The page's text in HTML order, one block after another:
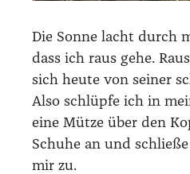
Die Sonne lacht durch
dass ich raus gehe.
sich heute von seiner
Also schlüpfe ich in
eine Mütze über den
Schuhe an und
mir zu.